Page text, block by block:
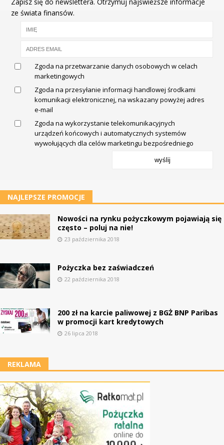
ze świata finansów.
Zgoda na przetwarzanie danych osobowych w celach
marketingowych
Zgoda na przesyłanie informacji handlowej środkami
komunikacji elektronicznej, na wskazany powyżej adres
e-mail
Zgoda na wykorzystanie telekomunikacyjnych
urządzeń końcowych i automatycznych systemów
wywołujących dla celów marketingu bezpośredniego
wyślij
NAJLEPSZE PROMOCJE
Nowości na rynku pożyczkowym pojawiają się
często – poluj na nie!
23 października 2018
Pożyczka bez zaświadczeń
22 października 2018
200 zł na karcie paliwowej z BGŻ BNP Paribas
w promocji kart kredytowych
26 lipca 2018
REKLAMA